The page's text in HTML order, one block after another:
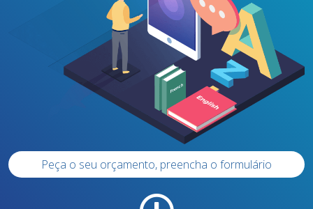
Peça o seu orçamento, preencha o formulário